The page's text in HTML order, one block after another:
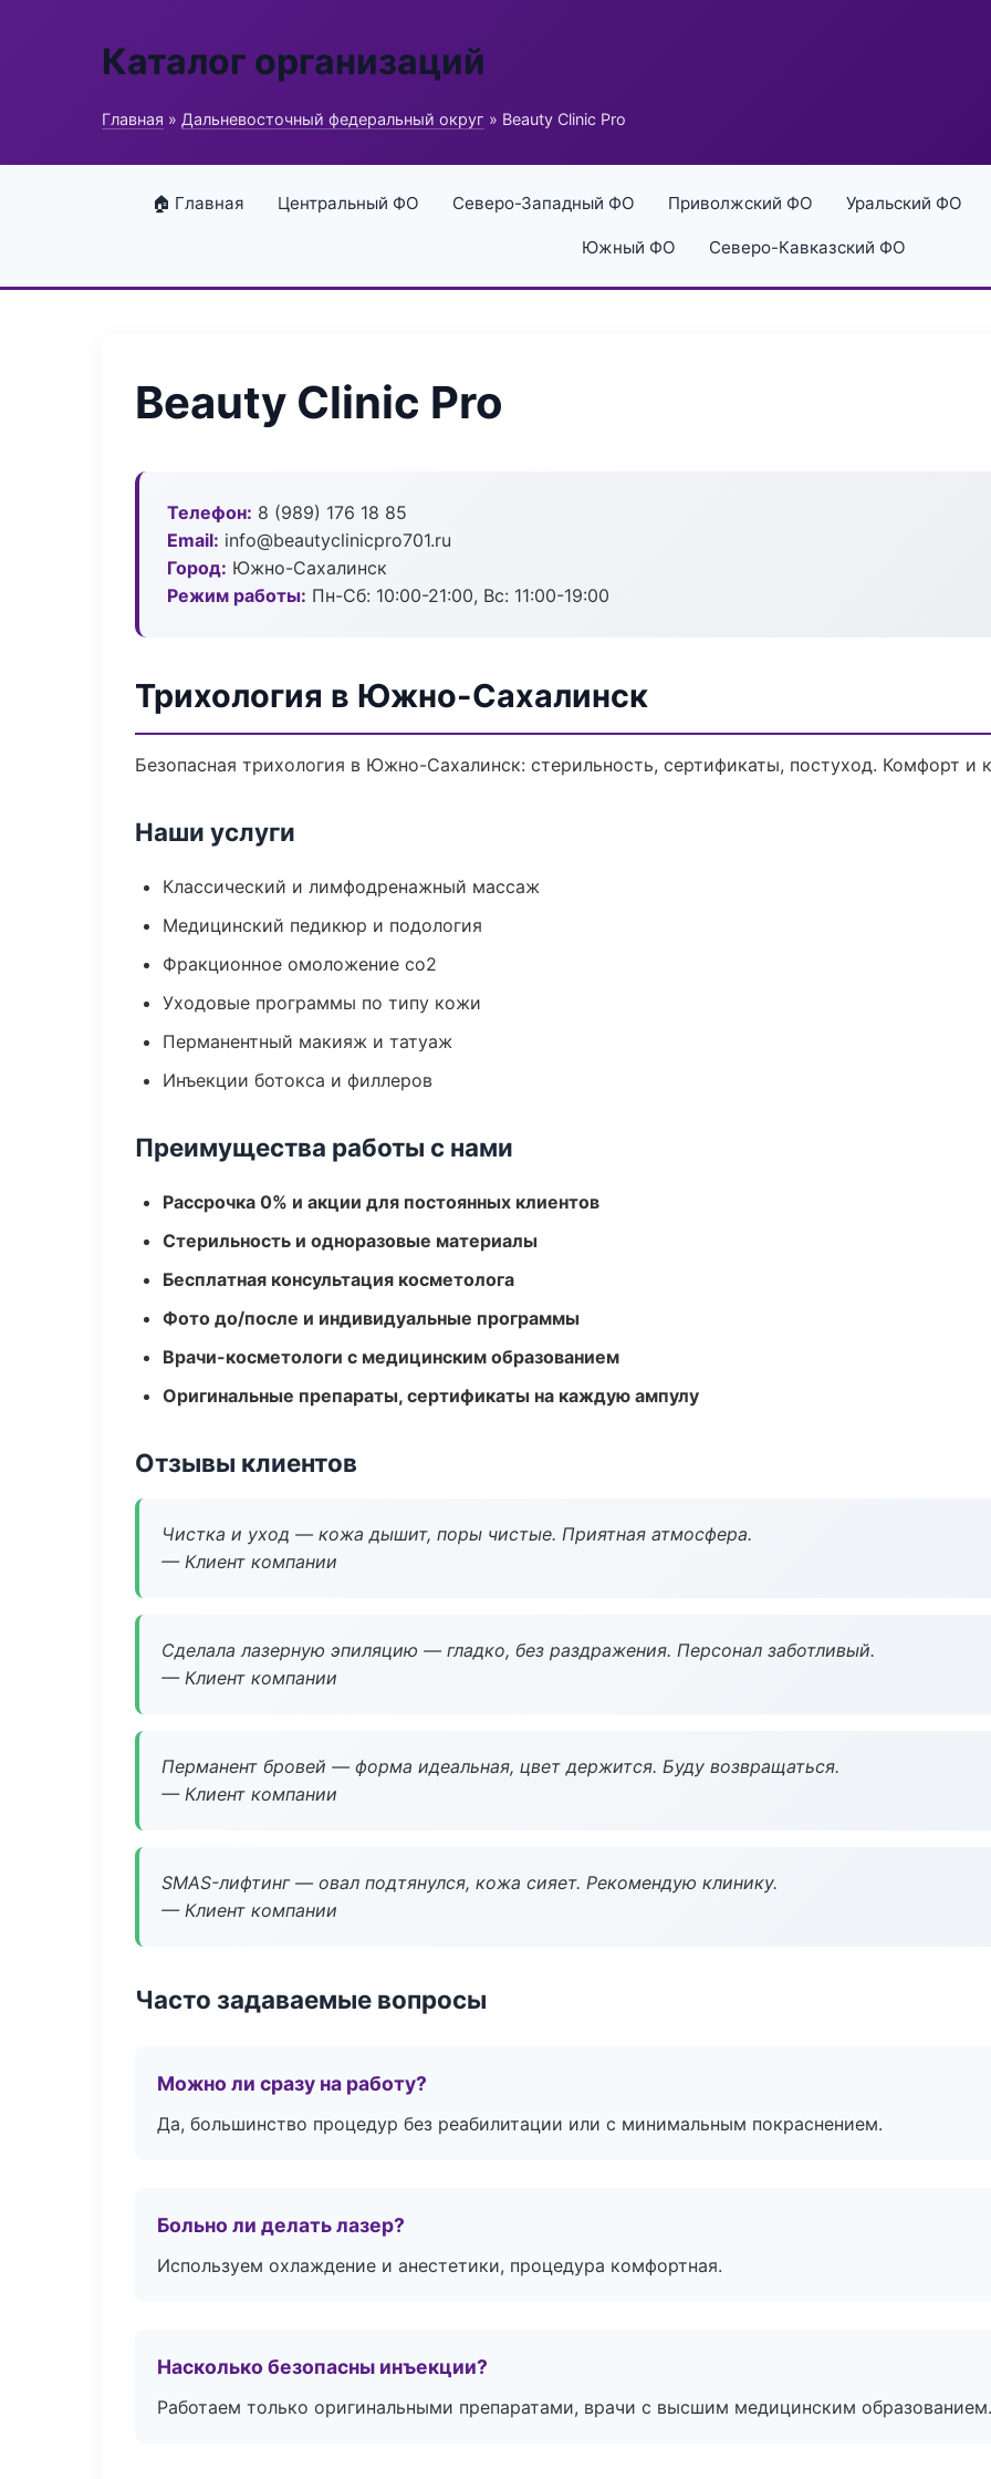
Каталог организаций
Главная » Дальневосточный федеральный округ » Beauty Clinic Pro
🏠 Главная Центральный ФО Северо-Западный ФО Приволжский ФО Уральский ФО
Южный ФО Северо-Кавказский ФО
Beauty Clinic Pro
Телефон: 8 (989) 176 18 85
Email: info@beautyclinicpro701.ru
Город: Южно-Сахалинск
Режим работы: Пн-Сб: 10:00-21:00, Вс: 11:00-19:00
Трихология в Южно-Сахалинск
Безопасная трихология в Южно-Сахалинск: стерильность, сертификаты, постуход. Комфорт и
Наши услуги
Классический и лимфодренажный массаж
Медицинский педикюр и подология
Фракционное омоложение co2
Уходовые программы по типу кожи
Перманентный макияж и татуаж
Инъекции ботокса и филлеров
Преимущества работы с нами
Рассрочка 0% и акции для постоянных клиентов
Стерильность и одноразовые материалы
Бесплатная консультация косметолога
Фото до/после и индивидуальные программы
Врачи-косметологи с медицинским образованием
Оригинальные препараты, сертификаты на каждую ампулу
Отзывы клиентов
Чистка и уход — кожа дышит, поры чистые. Приятная атмосфера.
— Клиент компании
Сделала лазерную эпиляцию — гладко, без раздражения. Персонал заботливый.
— Клиент компании
Перманент бровей — форма идеальная, цвет держится. Буду возвращаться.
— Клиент компании
SMAS-лифтинг — овал подтянулся, кожа сияет. Рекомендую клинику.
— Клиент компании
Часто задаваемые вопросы
Можно ли сразу на работу?
Да, большинство процедур без реабилитации или с минимальным покраснением.
Больно ли делать лазер?
Используем охлаждение и анестетики, процедура комфортная.
Насколько безопасны инъекции?
Работаем только оригинальными препаратами, врачи с высшим медицинским образованием.